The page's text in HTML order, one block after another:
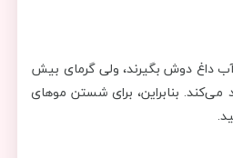
آب داغ دوش بگیرند، ولی گرمای بیش
می‌کند. بنابراین، برای شستن موهای